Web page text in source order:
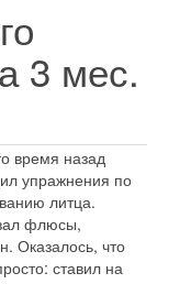
3 мес.
время назад
упражнения по
литца.
флюсы,
Оказалось, что
ставил на